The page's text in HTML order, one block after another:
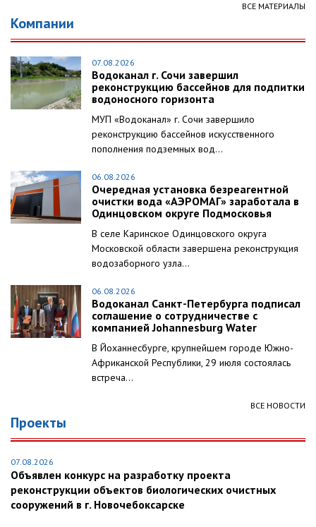
ВСЕ МАТЕРИАЛЫ
Компании
07.08.2026
Водоканал г. Сочи завершил
реконструкцию бассейнов для подпитки
водоносного горизонта
МУП «Водоканал» г. Сочи завершило
реконструкцию бассейнов искусственного
пополнения подземных вод...
06.08.2026
Очередная установка безреагентной
очистки вода «АЭРОМАГ» заработала в
Одинцовском округе Подмосковья
В селе Каринское Одинцовского округа
Московской области завершена реконструкция
водозаборного узла...
06.08.2026
Водоканал Санкт-Петербурга подписал
соглашение о сотрудничестве с
компанией Johannesburg Water
В Йоханнесбурге, крупнейшем городе Южно-
Африканской Республики, 29 июля состоялась
встреча...
ВСЕ НОВОСТИ
Проекты
07.08.2026
Объявлен конкурс на разработку проекта
реконструкции объектов биологических очистных
сооружений в г. Новочебоксарске